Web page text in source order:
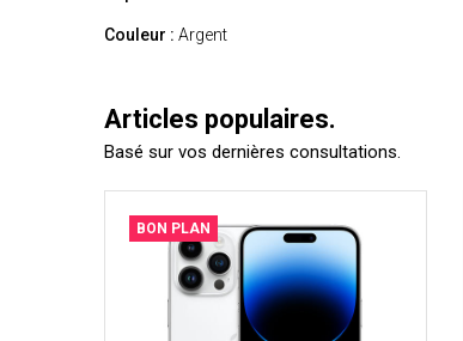
Couleur : Argent
Articles populaires.
Basé sur vos dernières consultations.
BON PLAN